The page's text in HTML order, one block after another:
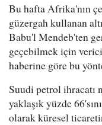
Bu hafta Afrika'nın
güzergah kullanan
Babu'l Mendeb'ten
geçebilmek için
haberine göre bu
Suudi petrol
yaklaşık yüzde
olarak küresel